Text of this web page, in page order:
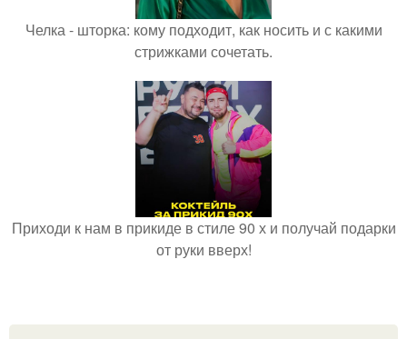
Челка - шторка: кому подходит, как носить и с какими
стрижками сочетать.
Приходи к нам в прикиде в стиле 90 х и получай подарки
от руки вверх!